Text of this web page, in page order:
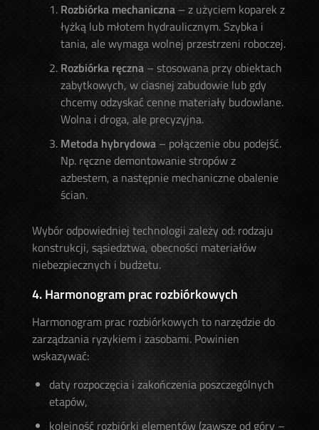
Rozbiórka mechaniczna – z użyciem koparek z
łyżką lub młotem hydraulicznym. Szybka i
tania, ale wymaga wolnej przestrzeni roboczej.
Rozbiórka ręczna – stosowana przy obiektach
zabytkowych, w ciasnej zabudowie lub gdy
chcemy odzyskać cenne materiały budowlane.
Wolna i droga, ale precyzyjna.
Metoda hybrydowa – połączenie obu podejść.
Np. ręczne demontowanie stropów z
azbestem, a następnie mechaniczne obalenie
ścian.
Wybór odpowiedniej technologii zależy od: rodzaju
konstrukcji, sąsiedztwa, obecności materiałów
niebezpiecznych i budżetu.
4. Harmonogram prac rozbiórkowych
Harmonogram prac rozbiórkowych to narzędzie do
zarządzania ryzykiem i zasobami. Powinien
wskazywać:
daty rozpoczęcia i zakończenia poszczególnych
etapów,
kolejność rozbiórki elementów (zawsze od góry –